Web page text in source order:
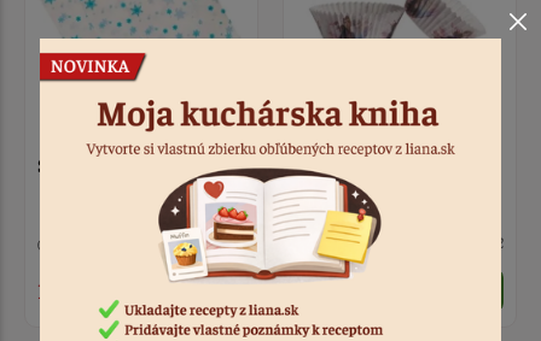
Servítky Frozen
Kód: 9116
1,70 €
Košíčky papierové
Frozen 25 ks
3 ks Kód: 1442
2,50 €